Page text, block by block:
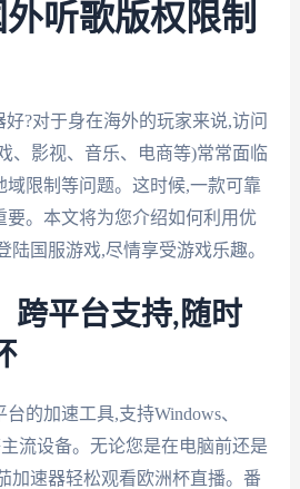
听歌版权限制
?对于身在海外的玩家来说,访问
、影视、音乐、电商等)常常面临
域限制等问题。这时候,一款可靠
要。本文将为您介绍如何利用优
陆国服游戏,尽情享受游戏乐趣。
跨平台支持,随时
的加速工具,支持Windows、
流设备。无论您是在电脑前还是
加速器轻松观看欧洲杯直播。番